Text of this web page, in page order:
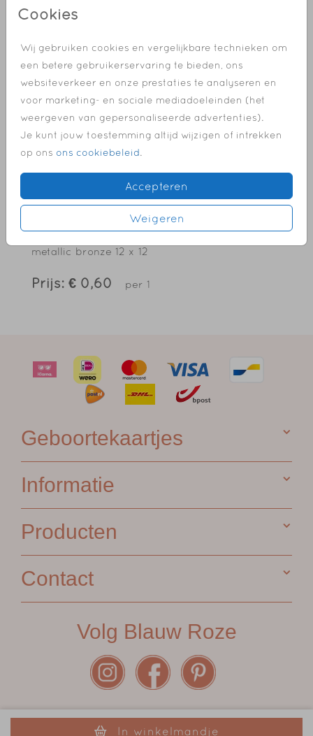
Cookies
Wij gebruiken cookies en vergelijkbare technieken om
een betere gebruikerservaring te bieden, ons
websiteverkeer en onze prestaties te analyseren en
voor marketing- en sociale mediadoeleinden (het
weergeven van gepersonaliseerde advertenties).
Je kunt jouw toestemming altijd wijzigen of intrekken
op ons ons cookiebeleid.
Accepteren
Weigeren
In winkelmandje
✓ TIP!
OMSCHRIJVING
metallic bronze 12 x 12
Prijs: € 0,60 per 1
Geboortekaartjes
Informatie
Producten
Contact
Volg Blauw Roze
Algemene voorwaarden Garantie Privacy Statement